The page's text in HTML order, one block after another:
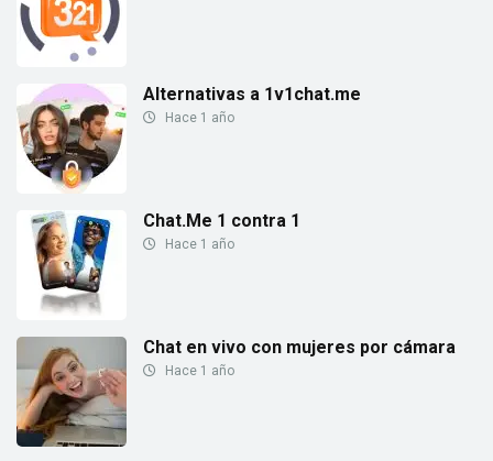
Alternativas a 1v1chat.me
Hace 1 año
Chat.Me 1 contra 1
Hace 1 año
Chat en vivo con mujeres por cámara
Hace 1 año